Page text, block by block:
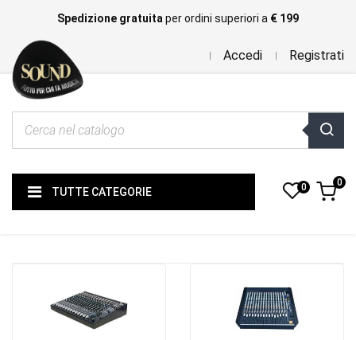
Spedizione gratuita per ordini superiori a € 199
Accedi Registrati
TUTTE CATEGORIE 0 0